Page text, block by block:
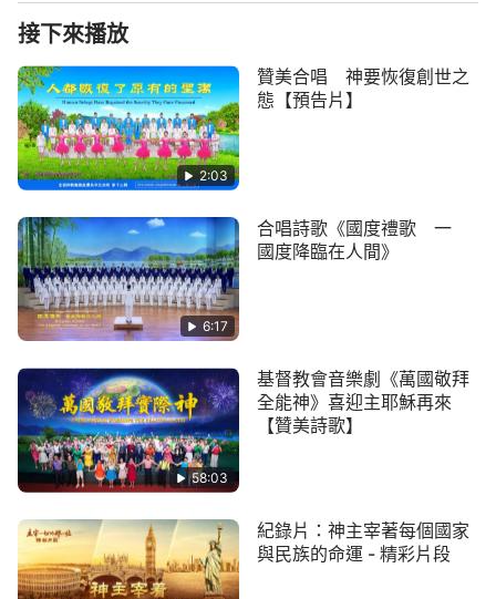
力，在神的國度之中盡忠；在國度之中，不再有悖
逆、抵擋，天與地相依相賴，人與神情深意切，生活
之中甜甜蜜蜜，偎依在一起……在此之時，神正式神
正式開始了在天的生活，不再有撒但的攪擾，眾民進
入了安息。
幸福無比，不是人與人的生活，而是民與神的生活。
所有的人歷經撒但的敗壞，嘗盡了人間的酸甜苦辣，
今天活在神光中，怎能不慶幸？怎能放過這美好時刻
而讓其流逝？眾民哪！快唱起心中的歌兒為神歡舞！
快舉起那真誠的心舉起真誠的心為神獻上！快擊起鼓
來為神歡奏！神在全宇之上發出喜悅之氣！神在眾民
之中顯出神的榮臉！神要大聲呼喊！神要超越全宇！
神已在眾民中作王！神在眾民中被高舉！
3 神在蔚藍的天上遊蕩，眾民與神同行，神在
眾民中行走，神民簇擁神！眾民之心甚是歡暢，高歌
之音震動全宇，衝破雲霄！全宇之下不再有迷霧遮
接下來播放
2:03
贊美合唱 神要恢復創世之
態【預告片】
6:17
合唱詩歌《國度禮歌 一
國度降臨在人間》
58:03
基督教會音樂劇《萬國敬拜
全能神》喜迎主耶穌再來
【贊美詩歌】
紀​​錄片：神主宰著每個國家
與民族的命運 - 精彩片段